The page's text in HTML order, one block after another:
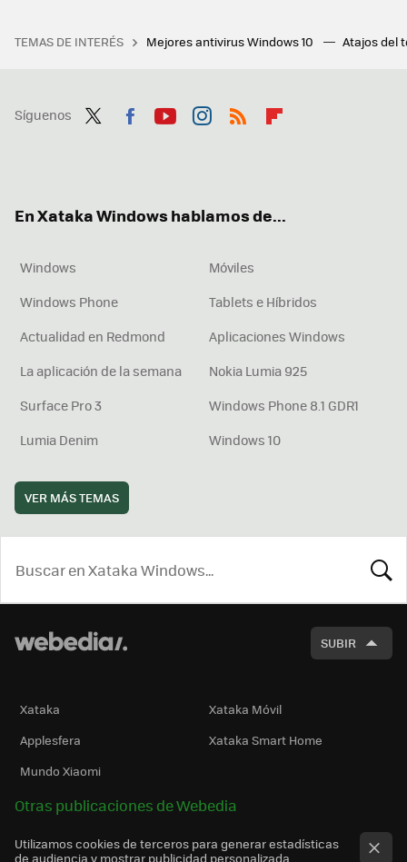
TEMAS DE INTERÉS Mejores antivirus Windows 10 Atajos del
Síguenos
En Xataka Windows hablamos de...
Windows
Móviles
Windows Phone
Tablets e Híbridos
Actualidad en Redmond
Aplicaciones Windows
La aplicación de la semana
Nokia Lumia 925
Surface Pro 3
Windows Phone 8.1 GDR1
Lumia Denim
Windows 10
VER MÁS TEMAS
SUBIR
Xataka
Xataka Móvil
Applesfera
Xataka Smart Home
Mundo Xiaomi
Otras publicaciones de Webedia
Utilizamos cookies de terceros para generar estadísticas
de audiencia y mostrar publicidad personalizada